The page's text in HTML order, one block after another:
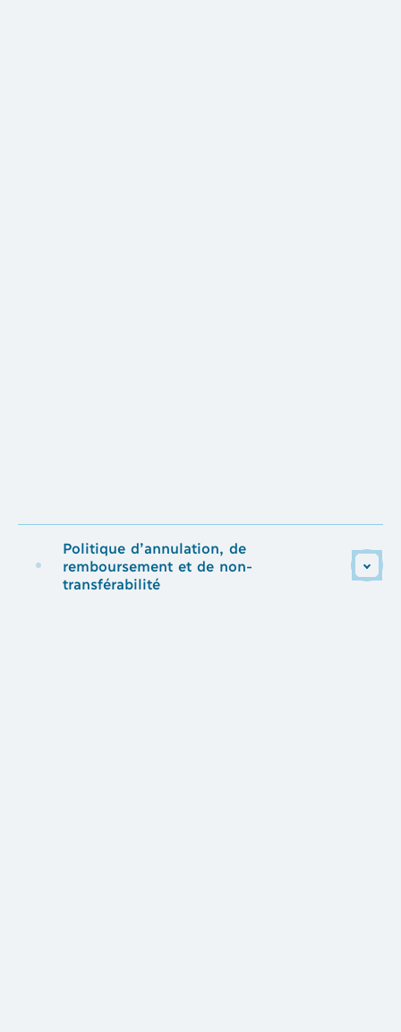
Politique d’annulation, de
remboursement et de non-
transférabilité